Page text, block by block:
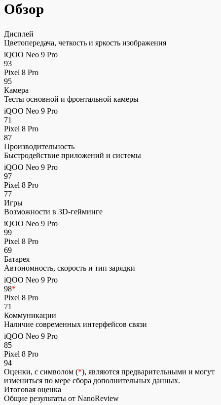
Обзор
Дисплей
Цветопередача, четкость и яркость изображения
iQOO Neo 9 Pro
93
Pixel 8 Pro
95
Камера
Тесты основной и фронтальной камеры
iQOO Neo 9 Pro
71
Pixel 8 Pro
87
Производительность
Быстродействие приложений и системы
iQOO Neo 9 Pro
97
Pixel 8 Pro
77
Игры
Возможности в 3D-гейминге
iQOO Neo 9 Pro
99
Pixel 8 Pro
69
Батарея
Автономность, скорость и тип зарядки
iQOO Neo 9 Pro
98*
Pixel 8 Pro
71
Коммуникации
Наличие современных интерфейсов связи
iQOO Neo 9 Pro
85
Pixel 8 Pro
94
Оценки, с символом (*), являются предварительными и могут
измениться по мере сбора дополнительных данных.
Итоговая оценка
Общие результаты от NanoReview